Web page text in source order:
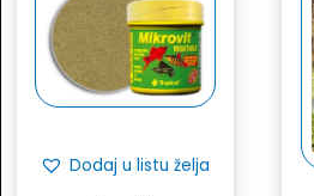
Dodaj u listu želja